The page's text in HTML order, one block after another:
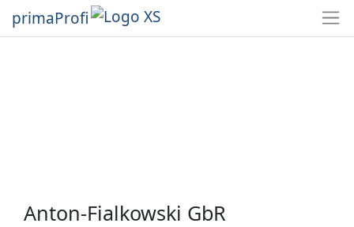
primaProfi
Anton-Fialkowski GbR